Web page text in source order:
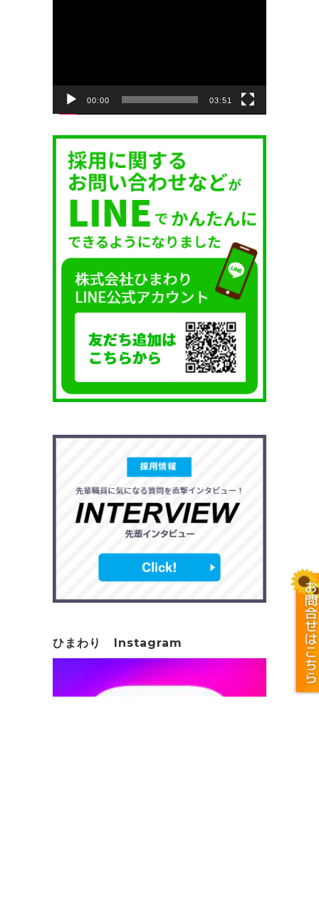
00:00 03:51
ひまわり Instagram